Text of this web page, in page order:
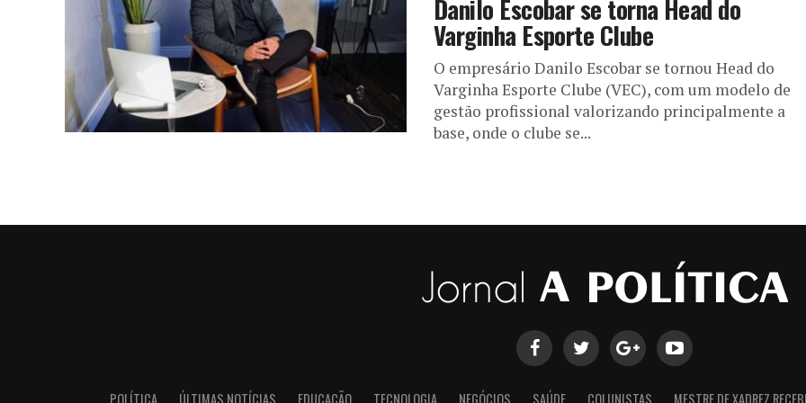
Danilo Escobar se torna Head do
Varginha Esporte Clube
O empresário Danilo Escobar se tornou Head do
Varginha Esporte Clube (VEC), com um modelo de
gestão profissional valorizando principalmente a
base, onde o clube se...
POLÍTICA ÚLTIMAS NOTÍCIAS EDUCAÇÃO TECNOLOGIA NEGÓCIOS SAÚDE COLUNISTAS MESTRE DE XADREZ